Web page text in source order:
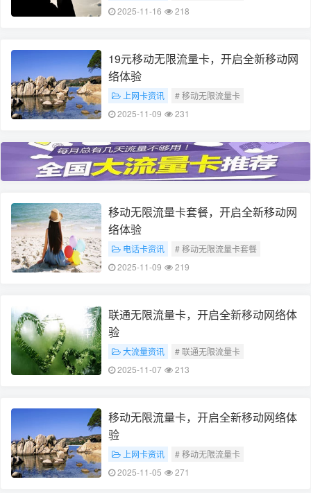
# 全新移动网络体验
2025-11-16 218
19元移动无限流量卡，开启全新移动网
络体验
上网卡资讯
# 移动无限流量卡
# 全新移动网络体验
2025-11-09 231
移动无限流量卡套餐，开启全新移动网
络体验
电话卡资讯
# 移动无限流量卡套餐
# 全新移动网络体验
2025-11-09 219
联通无限流量卡，开启全新移动网络体
验
大流量资讯
# 联通无限流量卡
# 全新移动网络体验
2025-11-07 213
移动无限流量卡，开启全新移动网络体
验
上网卡资讯
# 移动无限流量卡
# 全新移动网络体验
2025-11-05 271